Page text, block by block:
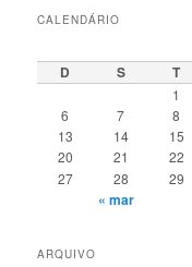
CALENDÁRIO
D S T
1
6
7 8
13
14 15
20
21 22
27 28 29
« mar
ARQUIVO